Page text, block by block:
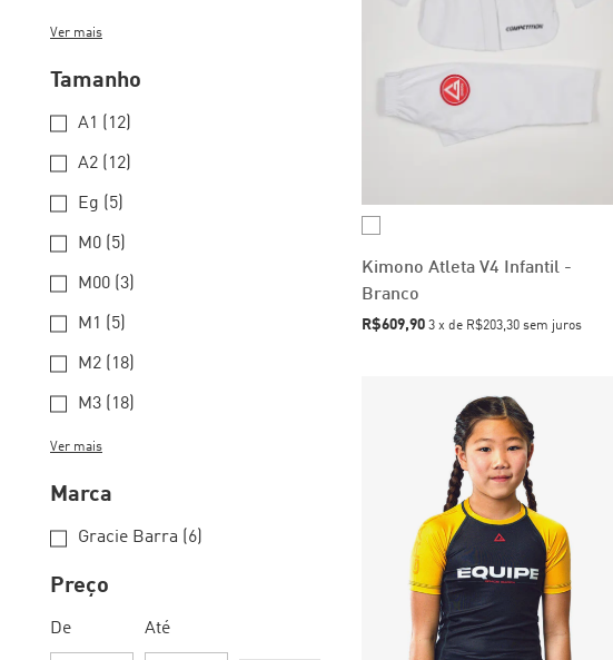
Ver mais
Tamanho
A1 (12)
A2 (12)
Eg (5)
M0 (5)
M00 (3)
M1 (5)
M2 (18)
M3 (18)
Ver mais
Marca
Gracie Barra (6)
Preço
De Até
Kimono Atleta V4 Infantil -
Branco
R$609,90 3 x de R$203,30 sem juros